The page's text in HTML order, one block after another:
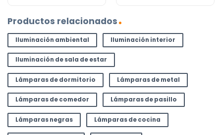
Productos relacionados
Iluminación ambiental Iluminación interior
Iluminación de sala de estar
Lámparas de dormitorio Lámparas de metal
Lámparas de comedor Lámparas de pasillo
Lámparas negras Lámparas de cocina